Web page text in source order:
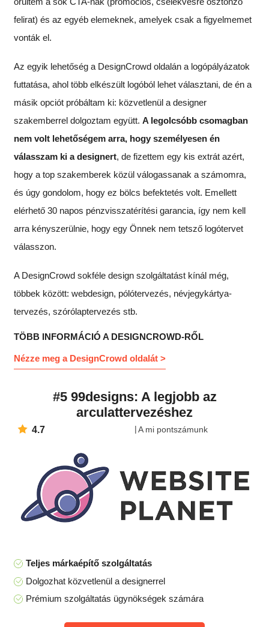
felirat) és az egyéb elemeknek, amelyek csak a figyelmemet
vonták el.
Az egyik lehetőség a DesignCrowd oldalán a logópályázatok
futtatása, ahol több elkészült logóból lehet választani, de én a
másik opciót próbáltam ki: közvetlenül a designer
szakemberrel dolgoztam együtt. A legolcsóbb csomagban
nem volt lehetőségem arra, hogy személyesen én
válasszam ki a designert, de fizettem egy kis extrát azért,
hogy a top szakemberek közül válogassanak a számomra,
és úgy gondolom, hogy ez bölcs befektetés volt. Emellett
elérhető 30 napos pénzvisszatérítési garancia, így nem kell
arra kényszerülnie, hogy egy Önnek nem tetsző logótervet
válasszon.
A DesignCrowd sokféle design szolgáltatást kínál még,
többek között: webdesign, pólótervezés, névjegykártya-
tervezés, szórólaptervezés stb.
TÖBB INFORMÁCIÓ A DESIGNCROWD-RŐL
Nézze meg a DesignCrowd oldalát >
#5 99designs: A legjobb az
arculattervezéshez
4.7 A mi pontszámunk
Teljes márkaépítő szolgáltatás
Dolgozhat közvetlenül a designerrel
Prémium szolgáltatás ügynökségek számára